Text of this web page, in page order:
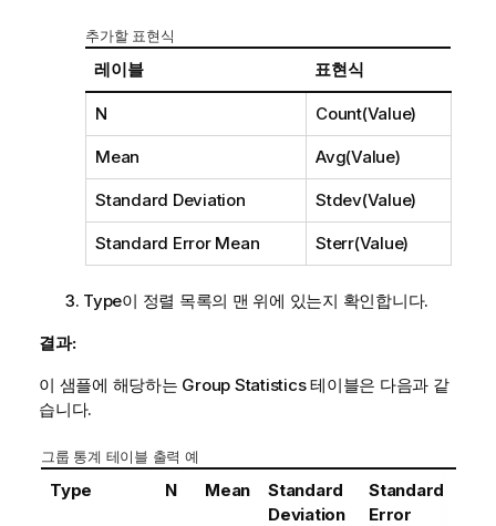
추가할 표현식
레이블 표현식
N Count(Value)
Mean Avg(Value)
Standard Deviation Stdev(Value)
Standard Error Mean Sterr(Value)
Type이 정렬 목록의 맨 위에 있는지 확인합니다.
결과:
이 샘플에 해당하는 Group Statistics테이블은 다음과 같
습니다.
그룹 통계 테이블 출력 예
Type N Mean
Standard
Deviation
Standard
Error